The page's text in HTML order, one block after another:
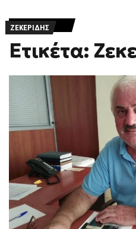
ΖΕΚΕΡΊΔΗΣ
Ετικέτα: